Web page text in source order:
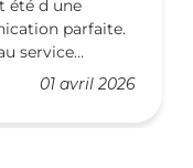
01 avril 2026
été d une
parfaite.
service
belle humanité